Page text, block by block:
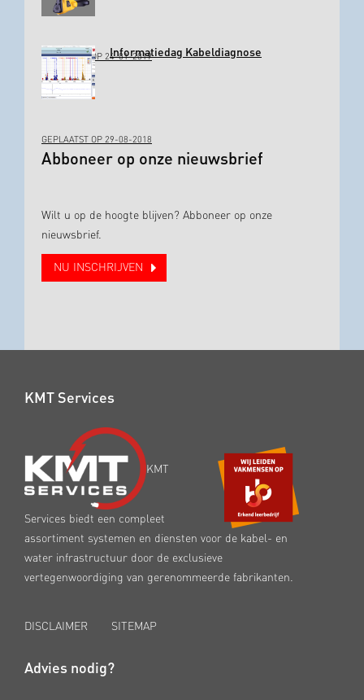
GEPLAATST OP 24-01-2019Informatiedag Kabeldiagnose
GEPLAATST OP 29-08-2018
Abboneer op onze nieuwsbrief
Wilt u op de hoogte blijven? Abboneer op onze
nieuwsbrief.
NU INSCHRIJVEN
KMT Services
KMT
Services biedt een compleet
assortiment systemen en diensten voor de kabel- en
water infrastructuur door de exclusieve
vertegenwoordiging van gerenommeerde fabrikanten.
DISCLAIMER SITEMAP
Advies nodig?